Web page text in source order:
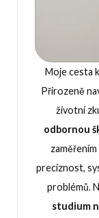
Moje cesta
Přirozeně
životní
odbornou
preciznost,
problémů.
studium